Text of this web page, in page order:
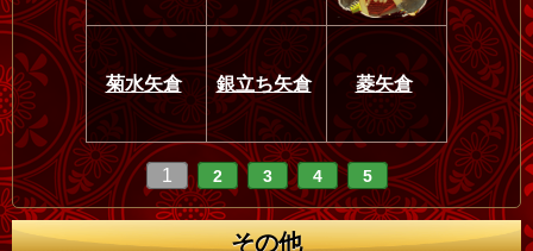
菊水矢倉 銀立ち矢倉 菱矢倉
1 2 3 4 5
その他